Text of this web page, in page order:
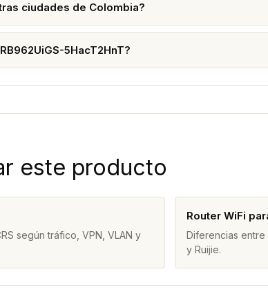
ciudades de Colombia?
5HacT2HnT?
este producto
según tráfico, VPN, VLAN y
Router WiFi
Diferencias entre
y Ruijie.